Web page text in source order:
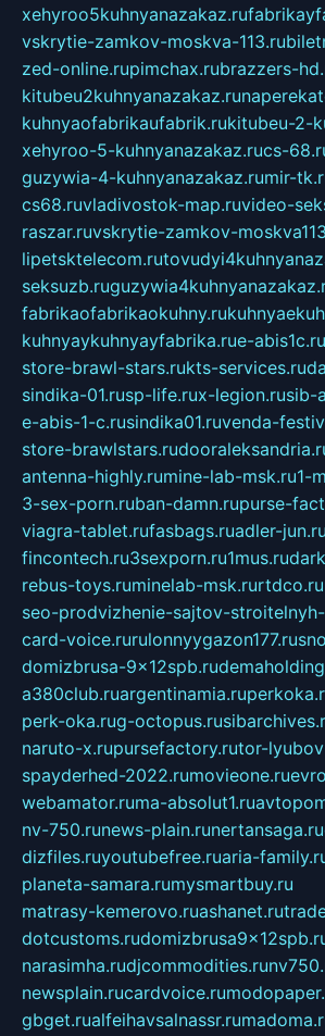
xehyroo5kuhnyanazakaz.ru
vskrytie-zamkov-moskva-113.ru
zed-online.rupimchax.rubrazzers-
kitubeu2kuhnyanazakaz.ru
kuhnyaofabrikaufabrik.rukitubeu-2-
xehyroo-5-kuhnyanazakaz.rucs-
guzywia-4-kuhnyanazakaz.rumir-
cs68.ruvladivostok-map.ruvideo-
raszar.ruvskrytie-zamkov-
lipetsktelecom.ru
seksuzb.ru
fabrikaofabrikaokuhny.ru
kuhnyaykuhnyayfabrika.rue-abis1c.ru
store-brawl-stars.rukts-services.ru
sindika-01.rusp-life.rux-legion.rusib-
e-abis-1-c.rusindika01.ruvenda-
store-brawlstars.ru
antenna-highly.rumine-lab-msk.ru1-
3-sex-porn.ruban-damn.rupurse-
viagra-tablet.rufasbags.ruadler-jun.ru
fincontech.ru3sexporn.ru1mus.ru
rebus-toys.ruminelab-msk.rurtdco.ru
seo-prodvizhenie-sajtov-
card-voice.rurulonnyygazon177.ru
domizbrusa-9x12spb.ru
a380club.ruargentinamia.ru
perk-oka.rug-octopus.ru
naruto-x.rupursefactory.rutor-
spayderhed-2022.rumovieone.ru
webamator.ruma-absolut1.ru
nv-750.runews-plain.runertansaga.ru
dizfiles.ruyoutubefree.ruaria-
planeta-samara.rumysmartbuy.ru
matrasy-kemerovo.ruashanet.ru
dotcustoms.ru
narasimha.rudjcommodities.ru
newsplain.rucardvoice.ru
gbget.rualfeihavsalnassr.ru